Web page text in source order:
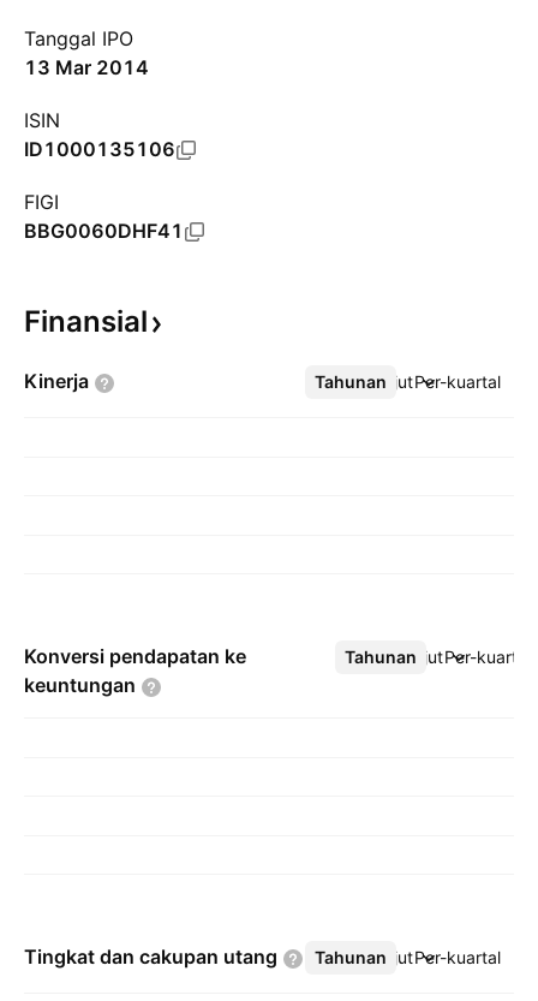
Tanggal IPO
13 Mar 2014
ISIN
ID1000135106
FIGI
BBG0060DHF41
Finansial
Kinerja Tahunan Per-kuartal
Lebih lanjut
Konversi pendapatan ke
keuntungan
Tahunan Per-kuartal
Lebih lanjut
Tingkat dan cakupan utang Tahunan Per-kuartal
Lebih lanjut